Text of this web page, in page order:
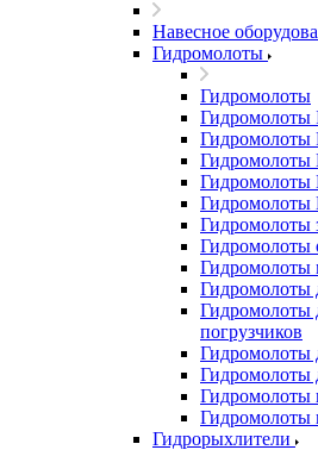
Навесное
Гидромолоты
Гидромолоты
Гидромолоты
Гидромолоты
Гидромолоты
Гидромолоты
Гидромолоты
Гидромолоты
Гидромолоты
Гидромолоты
Гидромолоты
Гидромолоты
погрузчиков
Гидромолоты
Гидромолоты
Гидромолоты
Гидромолоты
Гидрорыхлители